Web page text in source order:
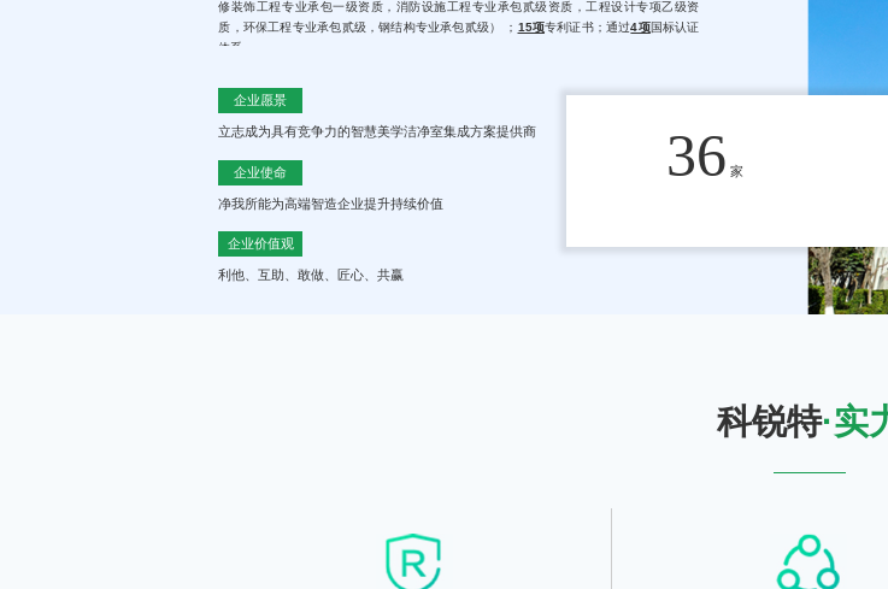
修装饰工程专业承包一级资质，消防设施工程专业承包贰级资质，工程设计专项乙级资
质，环保工程专业承包贰级，钢结构专业承包贰级）
； 15项专利证书；通过4项国标认证
体系。
美学基因
科锐特加深
运维，是具备全周期服务能力的高科技洁净工程领域EPC服务
自创智慧型、美学型、观光型、网
红型、体验型、功能型、节能减排式、数字化等新型洁净室，缔造与同行的差异化。
示，3大设计美学植入，打造新概念工厂。
科锐特致力于为所有客户打造专属的企业形象符号，实现自我能力输出
模式理念
以厦门总部为中心，辐射全国，布局
企业愿景
立志成为具有竞争力的智慧美学洁净室集成方案提供商
企业使命
净我所能为高端智造企业提升持续价值
企业价值观
利他、互助、敢做、匠心、共赢
36 家
科锐特·实